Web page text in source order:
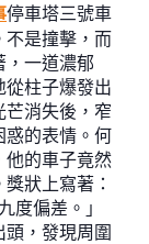
停車塔三號車
不是撞擊，而
，一道濃郁
從柱子爆發出
芒消失後，窄
惑的表情。何
他的車子竟然
狀上寫著：
度偏差。」
，發現周圍